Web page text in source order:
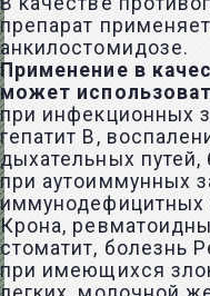
препарат
анкилостомидозе.
Применение в
может
при инфекционных
гепатит В,
дыхательных путей,
при аутоиммунных
иммунодефицитных
Крона,
стоматит, болезнь
при имеющихся